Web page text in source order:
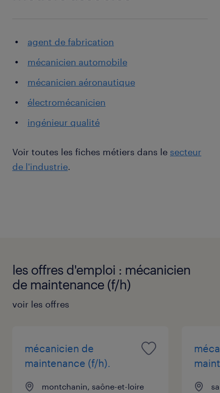
agent de fabrication
mécanicien automobile
mécanicien aéronautique
électromécanicien
ingénieur qualité
Voir toutes les fiches métiers dans le secteur
de l'industrie.
les offres d'emploi : mécanicien
de maintenance (f/h)
voir les offres
mécanicien de
maintenance (f/h).
montchanin, saône-et-loire